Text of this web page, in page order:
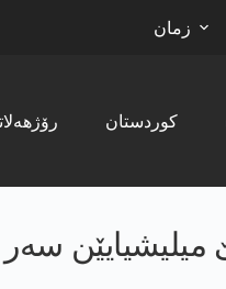
زمان
کوردستان